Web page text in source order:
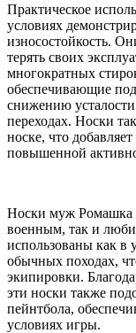
Практическое
условиях
износостойкость.
терять своих
многократных
обеспечивающие
снижению
переходах. Носки
носке, что
повышенной
Носки муж Ромашка
военным, так и
использованы как в
обычных походах,
экипировки.
эти носки также
пейнтбола,
условиях игры.